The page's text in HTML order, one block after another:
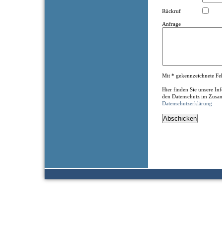
Rückruf
Anfrage
Mit * gekennzeichnete
Hier finden Sie unsere
den Datenschutz im
Datenschutzerklärung